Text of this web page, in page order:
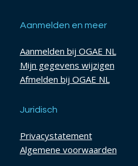
Aanmelden en meer
Aanmelden bij OGAE NL
Mijn gegevens wijzigen
Afmelden bij OGAE NL
Juridisch
Privacystatement
Algemene voorwaarden